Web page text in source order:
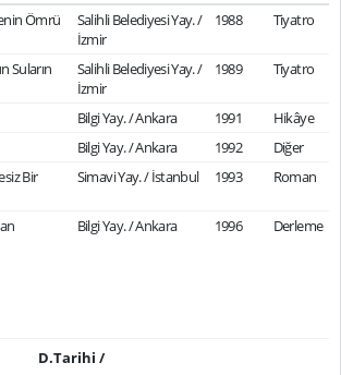
Ömrü
Salihli Belediyesi Yay. /
İzmir
1988 Tiyatro
Suların
Salihli Belediyesi Yay. /
İzmir
1989 Tiyatro
Bilgi Yay. / Ankara 1991
Hikâye
Bilgi Yay. / Ankara 1992
Diğer
Bir
Simavi Yay. / İstanbul 1993 Roman
Bilgi Yay. / Ankara 1996 Derleme
D.Tarihi /